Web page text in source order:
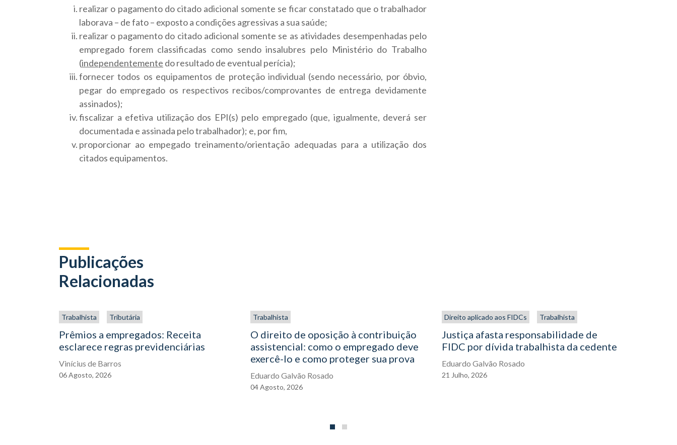
realizar o pagamento do citado adicional somente se ficar constatado que o trabalhador
laborava – de fato – exposto a condições agressivas a sua saúde;
realizar o pagamento do citado adicional somente se as atividades desempenhadas pelo
empregado forem classificadas como sendo insalubres pelo Ministério do Trabalho
(independentemente do resultado de eventual perícia);
fornecer todos os equipamentos de proteção individual (sendo necessário, por óbvio,
pegar do empregado os respectivos recibos/comprovantes de entrega devidamente
assinados);
fiscalizar a efetiva utilização dos EPI(s) pelo empregado (que, igualmente, deverá ser
documentada e assinada pelo trabalhador); e, por fim,
proporcionar ao empegado treinamento/orientação adequadas para a utilização dos
citados equipamentos.
Publicações
Relacionadas
Trabalhista Tributária
Prêmios a empregados: Receita
esclarece regras previdenciárias
Vinícius de Barros
06Agosto, 2026
Trabalhista
O direito de oposição à contribuição
assistencial: como o empregado deve
exercê-lo e como proteger sua prova
Eduardo Galvão Rosado
04Agosto, 2026
Direito aplicado aos FIDCs Trabalhista
Justiça afasta responsabilidade de
FIDC por dívida trabalhista da cedente
Eduardo Galvão Rosado
21 Julho, 2026